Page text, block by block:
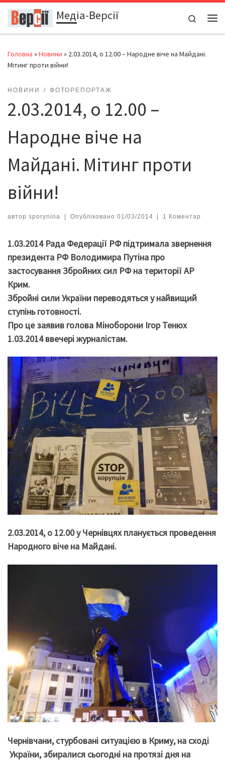
Перейти до вмістуМедіа-Версії
Search
Головна »Новини » 2.03.2014, о 12.00 – Народне віче на Майдані.
Мітинг проти війни!
НОВИНИ ФОТОРЕПОРТАЖ
2.03.2014, о 12.00 –
Народне віче на
Майдані. Мітинг проти
війни!
автор sporynina | Опубліковано 01/03/2014 | 1 Коментар
1.03.2014 Рада Федерації РФ підтримала звернення
президента РФ Володимира Путіна про
застосування Збройних сил РФ на території АР
Крим.
Збройні сили України переводяться у найвищий
ступінь готовності.
Про це заявив голова Міноборони Ігор Тенюх
1.03.2014 ввечері журналістам.
2.03.2014, о 12.00 у Чернівцях планується проведення
Народного віче на Майдані.
Чернівчани, стурбовані ситуацією в Криму, на сході
України, збиралися сьогодні на протязі дня на